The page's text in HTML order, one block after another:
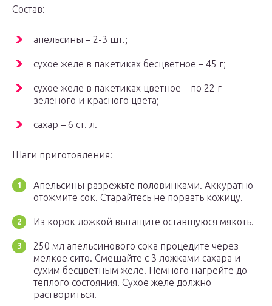
Состав:
апельсины – 2-3 шт.;
сухое желе в пакетиках бесцветное – 45 г;
сухое желе в пакетиках цветное – по 22 г
зеленого и красного цвета;
сахар – 6 ст. л.
Шаги приготовления:
Апельсины разрежьте половинками. Аккуратно
отожмите сок. Старайтесь не порвать кожицу.
Из корок ложкой вытащите оставшуюся мякоть.
250 мл апельсинового сока процедите через
мелкое сито. Смешайте с 3 ложками сахара и
сухим бесцветным желе. Немного нагрейте до
теплого состояния. Сухое желе должно
раствориться.